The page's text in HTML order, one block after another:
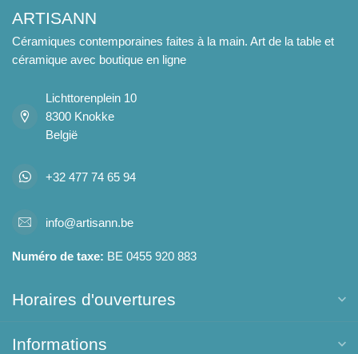
ARTISANN
Céramiques contemporaines faites à la main. Art de la table et
céramique avec boutique en ligne
Lichttorenplein 10
8300 Knokke
België
+32 477 74 65 94
info@artisann.be
Numéro de taxe: BE 0455 920 883
Horaires d'ouvertures
Informations